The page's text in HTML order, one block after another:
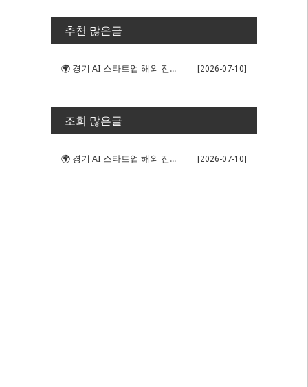
추천 많은글
🌍 경기 AI 스타트업 해외 진출 판... [2026-07-10]
조회 많은글
🌍 경기 AI 스타트업 해외 진출 판... [2026-07-10]